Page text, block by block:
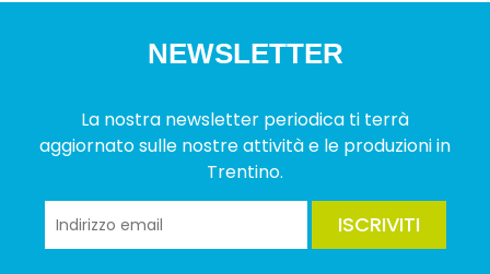
NEWSLETTER
La nostra newsletter periodica ti terrà
aggiornato sulle nostre attività e le produzioni in
Trentino.
ISCRIVITI